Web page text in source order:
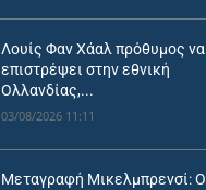
Λουίς Φαν Χάαλ πρόθυμος να
επιστρέψει στην εθνική
Ολλανδίας,...
03/08/2026 11:11
Μεταγραφή Μικελμπρενσί: Ο